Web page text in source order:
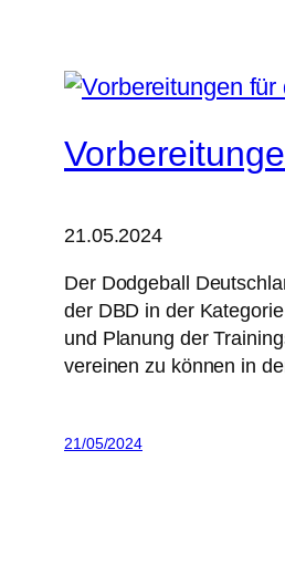
21.05.2024
Der Dodgeball
der DBD in der
und Planung der
vereinen zu können in
21/05/2024